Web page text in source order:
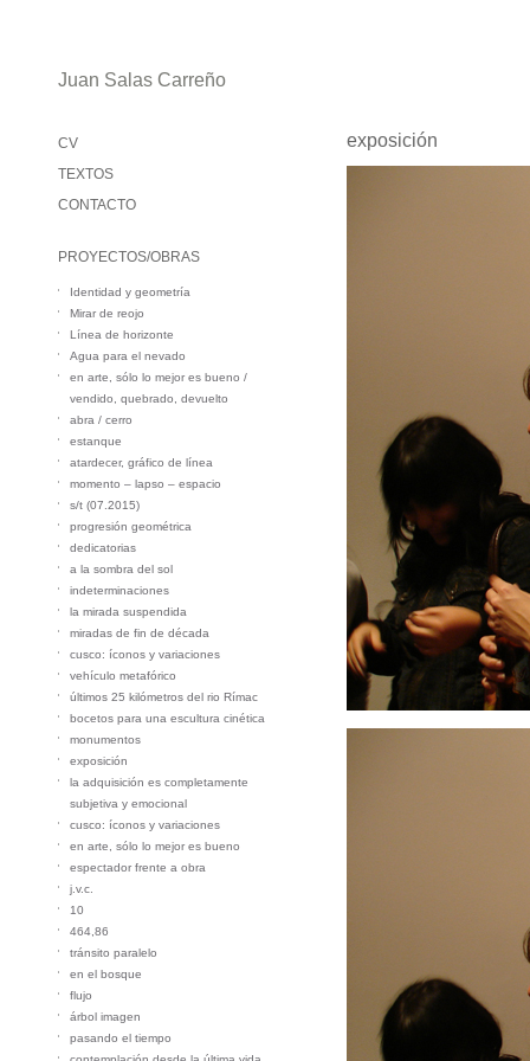
Juan Salas Carreño
CV
TEXTOS
CONTACTO
PROYECTOS/OBRAS
Identidad y geometría
Mirar de reojo
Línea de horizonte
Agua para el nevado
en arte, sólo lo mejor es bueno /
vendido, quebrado, devuelto
abra / cerro
estanque
atardecer, gráfico de línea
momento – lapso – espacio
s/t (07.2015)
progresión geométrica
dedicatorias
a la sombra del sol
indeterminaciones
la mirada suspendida
miradas de fin de década
cusco: íconos y variaciones
vehículo metafórico
últimos 25 kilómetros del rio Rímac
bocetos para una escultura cinética
monumentos
exposición
la adquisición es completamente
subjetiva y emocional
cusco: íconos y variaciones
en arte, sólo lo mejor es bueno
espectador frente a obra
j.v.c.
10
464,86
tránsito paralelo
en el bosque
flujo
árbol imagen
pasando el tiempo
exposición